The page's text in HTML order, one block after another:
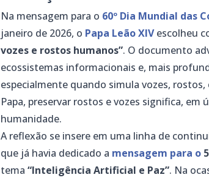
Na mensagem para o 60º Dia Mundial das
janeiro de 2026, o Papa Leão XIV escolheu
vozes e rostos humanos”. O documento
ecossistemas informacionais e, mais
especialmente quando simula vozes,
Papa, preservar rostos e vozes significa, em
humanidade.
A reflexão se insere em uma linha de
que já havia dedicado a mensagem para o
tema“Inteligência Artificial e Paz”. Na